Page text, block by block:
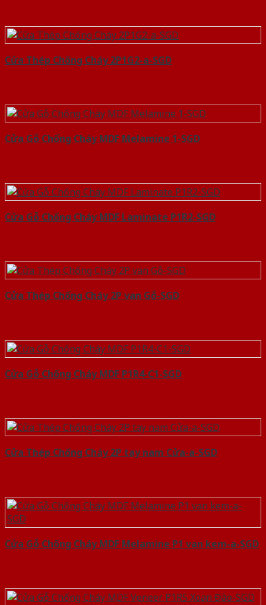
Cửa Thép Chống Cháy 2P1G2-a-SGD
Cửa Gỗ Chống Cháy MDF Melamine 1-SGD
Cửa Gỗ Chống Cháy MDF Laminate P1R2-SGD
Cửa Thép Chống Cháy 2P van Gỗ-SGD
Cửa Gỗ Chống Cháy MDF P1R4-C1-SGD
Cửa Thép Chống Cháy 2P tay nam Cửa-a-SGD
Cửa Gỗ Chống Cháy MDF Melamine P1 van kem-a-SGD